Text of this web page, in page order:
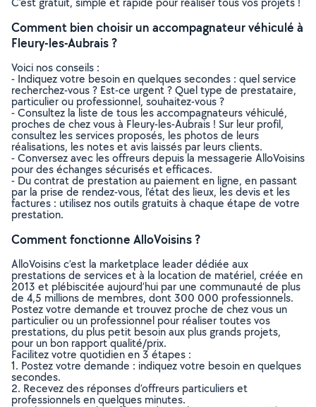
Comment bien choisir un accompagnateur véhiculé à
Fleury-les-Aubrais ?
Voici nos conseils :
- Indiquez votre besoin en quelques secondes : quel service
recherchez-vous ? Est-ce urgent ? Quel type de prestataire,
particulier ou professionnel, souhaitez-vous ?
- Consultez la liste de tous les accompagnateurs véhiculé,
proches de chez vous à Fleury-les-Aubrais ! Sur leur profil,
consultez les services proposés, les photos de leurs
réalisations, les notes et avis laissés par leurs clients.
- Conversez avec les offreurs depuis la messagerie AlloVoisins
pour des échanges sécurisés et efficaces.
- Du contrat de prestation au paiement en ligne, en passant
par la prise de rendez-vous, l’état des lieux, les devis et les
factures : utilisez nos outils gratuits à chaque étape de votre
prestation.
Comment fonctionne AlloVoisins ?
AlloVoisins c’est la marketplace leader dédiée aux
prestations de services et à la location de matériel, créée en
2013 et plébiscitée aujourd’hui par une communauté de plus
de 4,5 millions de membres, dont 300 000 professionnels.
Postez votre demande et trouvez proche de chez vous un
particulier ou un professionnel pour réaliser toutes vos
prestations, du plus petit besoin aux plus grands projets,
pour un bon rapport qualité/prix.
Facilitez votre quotidien en 3 étapes :
1. Postez votre demande : indiquez votre besoin en quelques
secondes.
2. Recevez des réponses d’offreurs particuliers et
professionnels en quelques minutes.